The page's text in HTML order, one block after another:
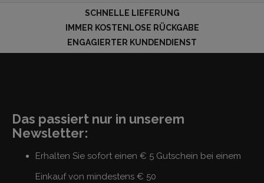
SCHNELLE LIEFERUNG
IMMER KOSTENLOSE RÜCKGABE
ENGAGIERTER KUNDENDIENST
Das passiert nur in unserem
Newsletter:
Erhalten Sie sofort einen € 5 Gutschein bei einem
Einkauf von mindestens € 50